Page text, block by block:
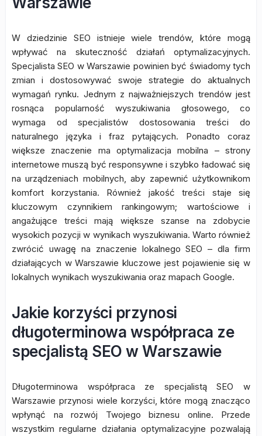
W dziedzinie SEO istnieje wiele trendów, które mogą
wpływać na skuteczność działań optymalizacyjnych.
Specjalista SEO w Warszawie powinien być świadomy tych
zmian i dostosowywać swoje strategie do aktualnych
wymagań rynku. Jednym z najważniejszych trendów jest
rosnąca popularność wyszukiwania głosowego, co
wymaga od specjalistów dostosowania treści do
naturalnego języka i fraz pytających. Ponadto coraz
większe znaczenie ma optymalizacja mobilna – strony
internetowe muszą być responsywne i szybko ładować się
na urządzeniach mobilnych, aby zapewnić użytkownikom
komfort korzystania. Również jakość treści staje się
kluczowym czynnikiem rankingowym; wartościowe i
angażujące treści mają większe szanse na zdobycie
wysokich pozycji w wynikach wyszukiwania. Warto również
zwrócić uwagę na znaczenie lokalnego SEO – dla firm
działających w Warszawie kluczowe jest pojawienie się w
lokalnych wynikach wyszukiwania oraz mapach Google.
Jakie korzyści przynosi
długoterminowa współpraca ze
specjalistą SEO w Warszawie
Długoterminowa współpraca ze specjalistą SEO w
Warszawie przynosi wiele korzyści, które mogą znacząco
wpłynąć na rozwój Twojego biznesu online. Przede
wszystkim regularne działania optymalizacyjne pozwalają